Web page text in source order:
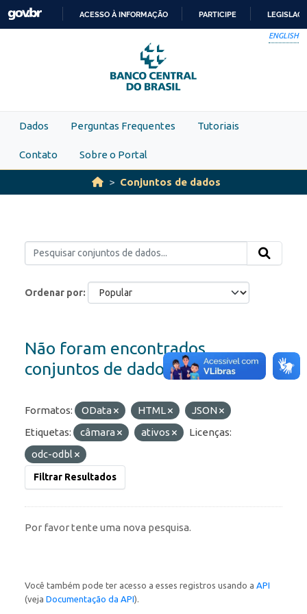
Skip to main content
PARA
O
CONTEÚDO
ACESSO À INFORMAÇÃO PARTICIPE
ENGLISH
Dados Perguntas Frequentes Tutoriais
Contato Sobre o Portal
Conjuntos de dados
Ordenar por
Não foram encontrados
conjuntos de dados
Formatos: OData HTML
JSON
Etiquetas:
câmara ativos
Licenças:
odc-odbl
Filtrar Resultados
Por favor tente uma nova pesquisa.
Você também pode ter acesso a esses registros usando a API
(veja Documentação da API).